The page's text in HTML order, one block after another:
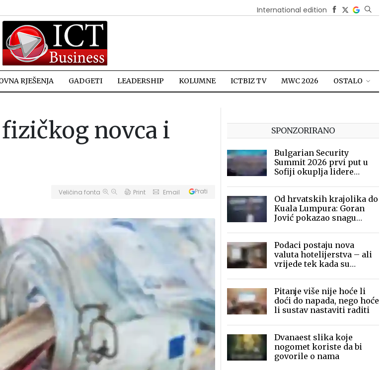
International edition
RJEŠENJA GADGETI LEADERSHIP KOLUMNE ICTBIZ TV MWC 2026 OSTALO
novca i
Veličina fonta Print Email Prati
SPONZORIRANO
Bulgarian Security
Summit 2026 prvi put u
Sofiji okuplja lidere
Od hrvatskih krajolika do
Kuala Lumpura: Goran
Jović pokazao snagu
Podaci postaju nova
valuta hotelijerstva – ali
vrijede tek kada su
Pitanje više nije hoće li
doći do napada, nego hoće
li sustav nastaviti raditi
Dvanaest slika koje
nogomet koriste da bi
govorile o nama